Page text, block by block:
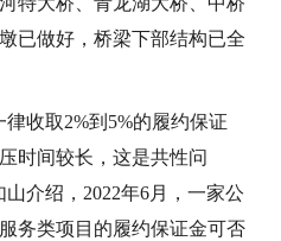
已做好，桥梁下部结构已全
收取2%到5%的履约保证
时间较长，这是共性问
介绍，2022年6月，一家公
务类项目的履约保证金可否